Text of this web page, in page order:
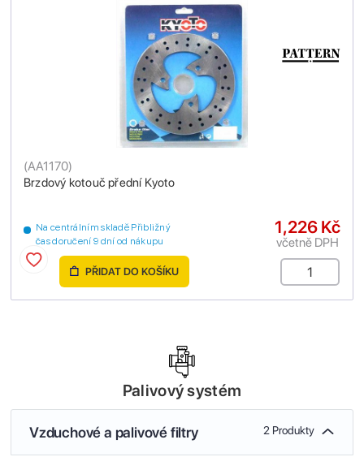
Brzdový kotouč přední Kyoto
(AA1170)
Na centrálním skladě Přibližný
čas doručení 9 dní od nákupu
1,226 Kč
včetně DPH
PŘIDAT DO KOŠÍKU
Palivový systém
Vzduchové a palivové filtry 2 Produkty